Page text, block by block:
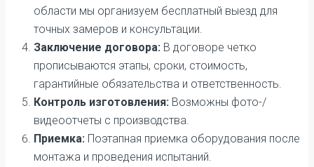
области мы организуем бесплатный выезд для
точных замеров и консультации.
Заключение договора: В договоре четко
прописываются этапы, сроки, стоимость,
гарантийные обязательства и ответственность.
Контроль изготовления: Возможны фото-/
видеоотчеты с производства.
Приемка: Поэтапная приемка оборудования после
монтажа и проведения испытаний.